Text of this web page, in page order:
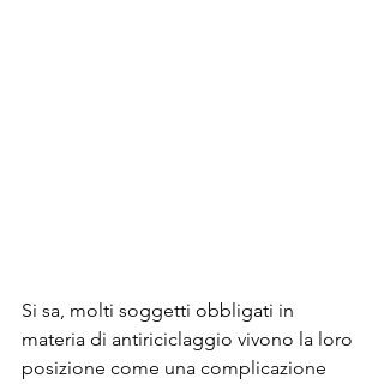
Si sa, molti soggetti obbligati in
materia di antiriciclaggio vivono la loro
posizione come una complicazione